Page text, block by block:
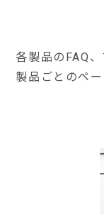
各製品のFAQ
製品ごとのペ